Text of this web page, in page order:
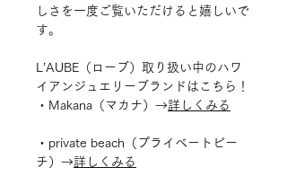
しさを一度ご覧いただけると嬉しいで
す。
’AUBE （ローブ）取り扱い中のハワ
イアンジュエリーブランドはこちら！
・ Makana （マカナ）→詳しくみる
・private beach（プライベートビー
チ）→詳しくみる